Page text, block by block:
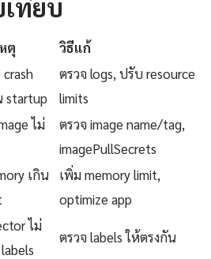
ตุ
วิธีแก้
crash
startup
ตรวจ logs, ปรับ resource
limits
ไม่
ตรวจ image name/tag,
imagePullSecrets
เกิน
เพิ่ม memory limit,
optimize app
ไม่
ตรวจ labels ให้ตรงกัน